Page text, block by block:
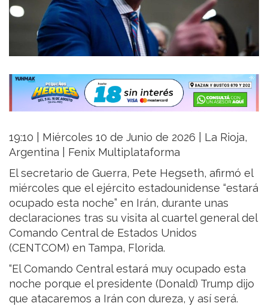
19:10 | Miércoles 10 de Junio de 2026 | La Rioja,
Argentina | Fenix Multiplataforma
El secretario de Guerra, Pete Hegseth, afirmó el
miércoles que el ejército estadounidense “estará
ocupado esta noche” en Irán, durante unas
declaraciones tras su visita al cuartel general del
Comando Central de Estados Unidos
(CENTCOM) en Tampa, Florida.
“El Comando Central estará muy ocupado esta
noche porque el presidente (Donald) Trump dijo
que atacaremos a Irán con dureza, y así será.